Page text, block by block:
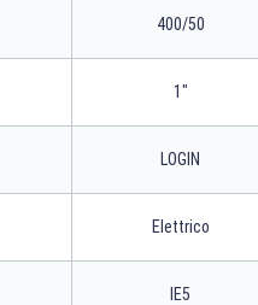
400/50
1"
LOGIN
Elettrico
IE5